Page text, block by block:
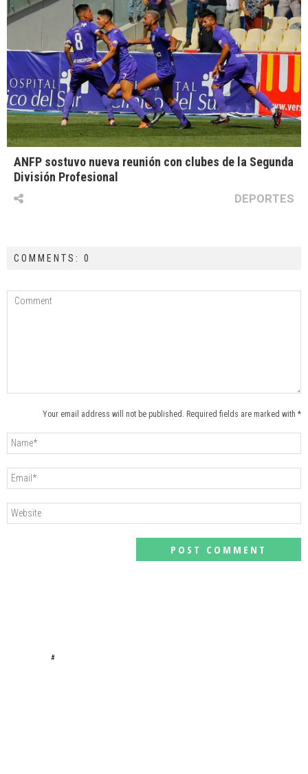
ANFP sostuvo nueva reunión con clubes de la Segunda
División Profesional
DEPORTES
COMMENTS: 0
Your email address will not be published. Required fields are marked with *
#